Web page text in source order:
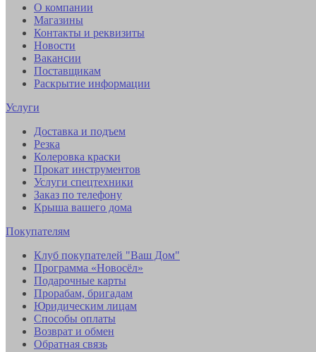
О компании
Магазины
Контакты и реквизиты
Новости
Вакансии
Поставщикам
Раскрытие информации
Услуги
Доставка и подъем
Резка
Колеровка краски
Прокат инструментов
Услуги спецтехники
Заказ по телефону
Крыша вашего дома
Покупателям
Клуб покупателей "Ваш Дом"
Программа «Новосёл»
Подарочные карты
Прорабам, бригадам
Юридическим лицам
Способы оплаты
Возврат и обмен
Обратная связь